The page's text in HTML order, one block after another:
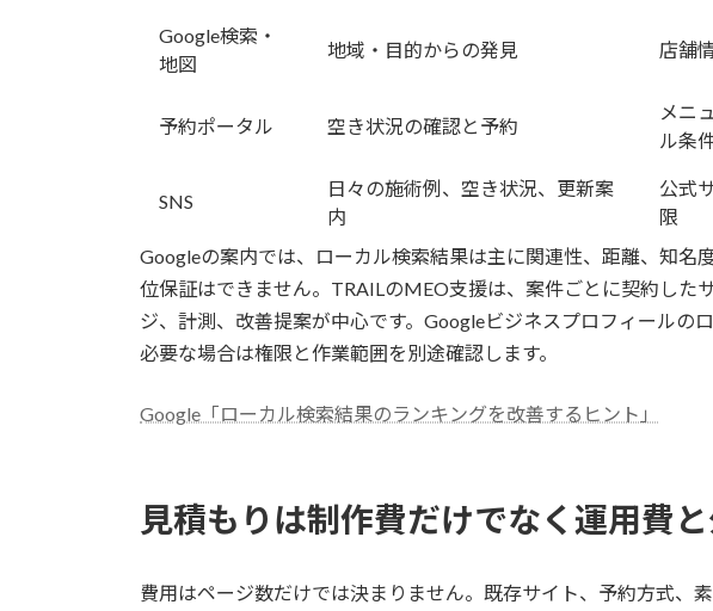
Google検索・
地図
地域・目的からの発見 店舗
予約ポータル 空き状況の確認と予約
メニ
ル条
SNS
日々の施術例、空き状況、更新案
内
公式
限
Googleの案内では、ローカル検索結果は主に関連性、距離、知名
位保証はできません。TRAILのMEO支援は、案件ごとに契約した
ジ、計測、改善提案が中心です。Googleビジネスプロフィールの
必要な場合は権限と作業範囲を別途確認します。
Google「ローカル検索結果のランキングを改善するヒント」
見積もりは制作費だけでなく運用費
費用はページ数だけでは決まりません。既存サイト、予約方式、